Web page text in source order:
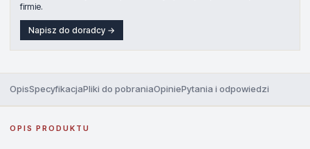
firmie.
Napisz do doradcy →
OpisSpecyfikacjaPliki do pobraniaOpiniePytania i odpowiedzi
OPIS PRODUKTU